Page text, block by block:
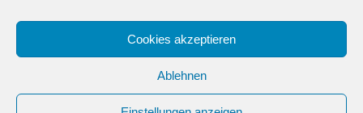
Cookies akzeptieren
Ablehnen